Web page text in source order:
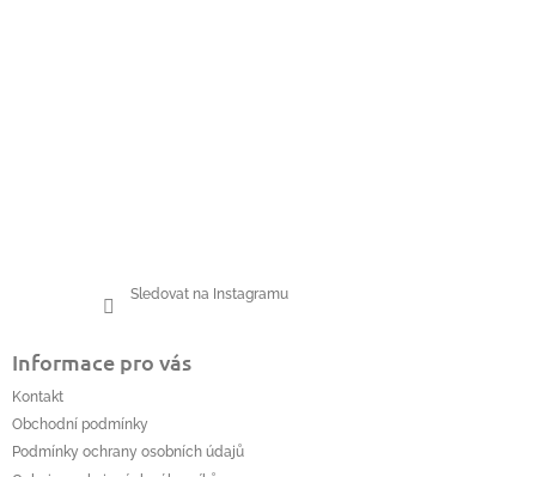
Sledovat na Instagramu
Informace pro vás
Kontakt
Obchodní podmínky
Podmínky ochrany osobních údajů